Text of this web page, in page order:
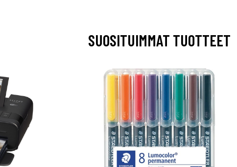
SUOSITUIMMAT TUOTTEET